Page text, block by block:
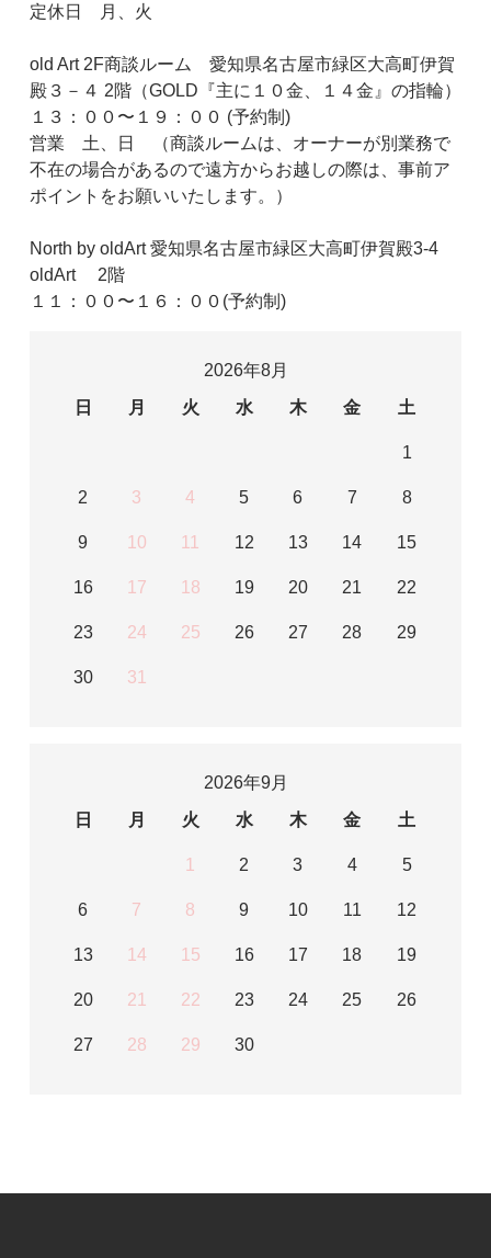
定休日 月、火
old Art 2F商談ルーム 愛知県名古屋市緑区大高町伊賀
殿３－４ 2階（GOLD『主に１０金、１４金』の指輪）
１３：００〜１９：００ (予約制)
営業 土、日 （商談ルームは、オーナーが別業務で
不在の場合があるので遠方からお越しの際は、事前ア
ポイントをお願いいたします。）
North by oldArt 愛知県名古屋市緑区大高町伊賀殿3-4
oldArt 2階
１１：００〜１６：００(予約制)
2026年8月
日
月 火 水 木 金 土
1
2 3 4 5 6 7 8
9 10 11 12 13 14 15
16 17 18 19 20 21 22
23 24 25 26 27 28 29
30 31
2026年9月
日
月 火 水 木 金 土
1 2 3 4 5
6 7 8 9 10 11 12
13 14 15 16 17 18 19
20 21 22 23 24 25 26
27 28 29 30